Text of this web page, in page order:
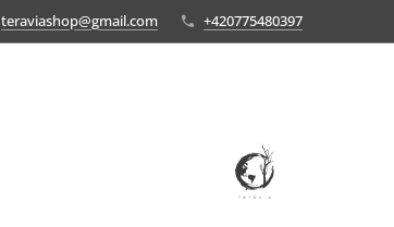
teraviashop@gmail.com +420775480397